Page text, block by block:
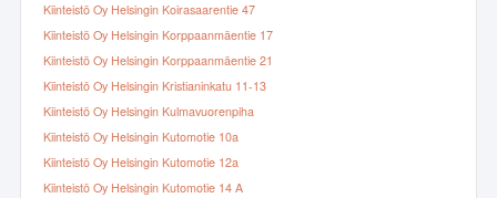
Kiinteistö Oy Helsingin Koirasaarentie 47
Kiinteistö Oy Helsingin Korppaanmäentie 17
Kiinteistö Oy Helsingin Korppaanmäentie 21
Kiinteistö Oy Helsingin Kristianinkatu 11-13
Kiinteistö Oy Helsingin Kulmavuorenpiha
Kiinteistö Oy Helsingin Kutomotie 10a
Kiinteistö Oy Helsingin Kutomotie 12a
Kiinteistö Oy Helsingin Kutomotie 14 A